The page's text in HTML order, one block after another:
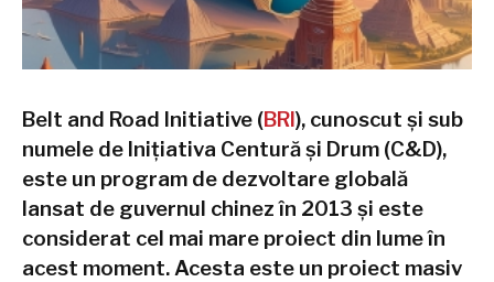
Belt and Road Initiative (BRI), cunoscut și sub
numele de Inițiativa Centură și Drum (C&D),
este un program de dezvoltare globală
lansat de guvernul chinez în 2013 și este
considerat cel mai mare proiect din lume în
acest moment. Acesta este un proiect masiv